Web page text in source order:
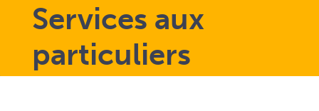
Services aux
particuliers